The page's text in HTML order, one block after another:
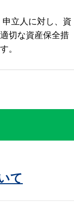
立人に対し、資
切な資産保全措
。
て